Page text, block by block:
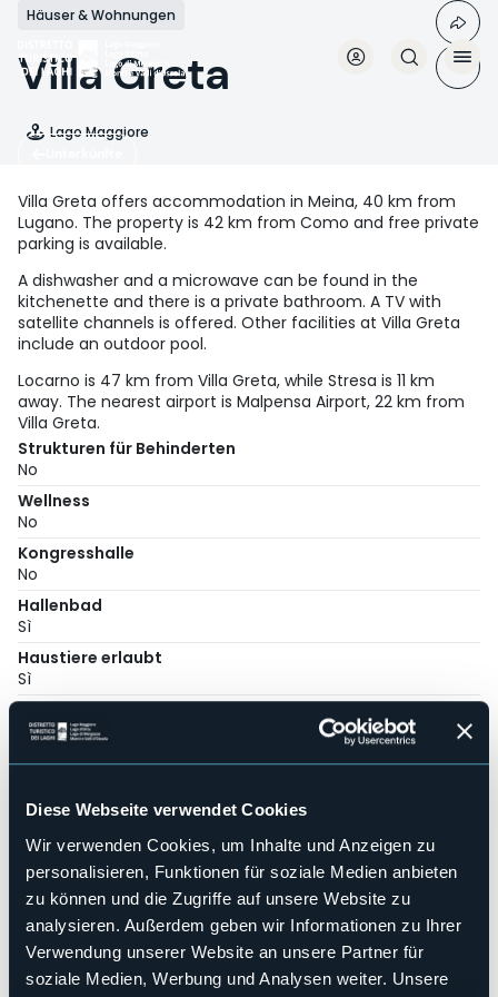
Diese Webseite verwendet Cookies
Wir verwenden Cookies, um Inhalte und Anzeigen zu
personalisieren, Funktionen für soziale Medien anbieten
zu können und die Zugriffe auf unsere Website zu
analysieren. Außerdem geben wir Informationen zu Ihrer
Verwendung unserer Website an unsere Partner für
soziale Medien, Werbung und Analysen weiter. Unsere
Direkt
Inhalt
Häuser & Wohnungen
Villa Greta
Lago Maggiore
Villa Greta offers accommodation in Meina, 40 km from
Lugano. The property is 42 km from Como and free private
parking is available.
A dishwasher and a microwave can be found in the
kitchenette and there is a private bathroom. A TV with
satellite channels is offered. Other facilities at Villa Greta
include an outdoor pool.
Locarno is 47 km from Villa Greta, while Stresa is 11 km
away. The nearest airport is Malpensa Airport, 22 km from
Villa Greta.
Strukturen für Behinderten
No
Wellness
No
Kongresshalle
No
Hallenbad
Sì
Haustiere erlaubt
Sì
Anzahl der Betten
E-mail
info@resortanticoverbano.com
Telefon
+39 393 9742725
Codice CIR
003095-CIM-00001